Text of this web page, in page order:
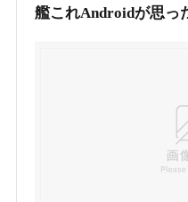
艦これAndroidが思っ